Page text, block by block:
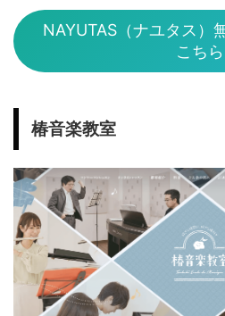
NAYUTAS（ナユタス）
こちら
椿音楽教室